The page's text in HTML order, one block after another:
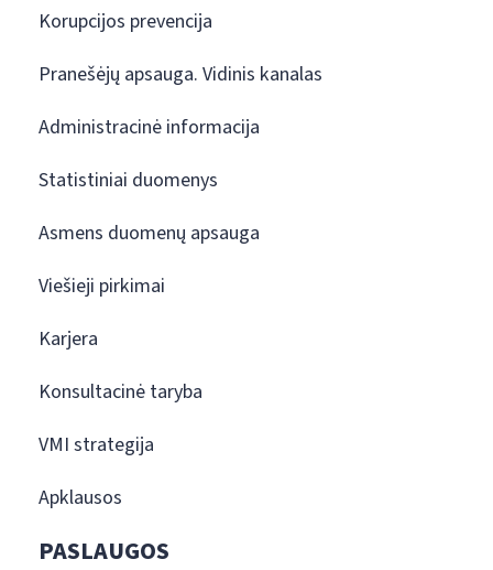
Korupcijos prevencija
Pranešėjų apsauga. Vidinis kanalas
Administracinė informacija
Statistiniai duomenys
Asmens duomenų apsauga
Viešieji pirkimai
Karjera
Konsultacinė taryba
VMI strategija
Apklausos
PASLAUGOS